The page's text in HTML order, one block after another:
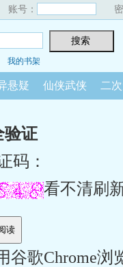
账号：
我的书架
悬疑 仙侠武侠 二
验证
码：
看不清刷
歌Chrome浏